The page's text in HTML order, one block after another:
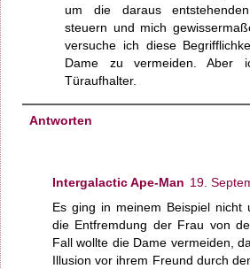
um die daraus
steuern und mich
versuche ich diese
Dame zu vermeiden.
Türaufhalter.
Antworten
Intergalactic Ape-Man 19.
Es ging in meinem Beispiel nicht
die Entfremdung der Frau von
Fall wollte die Dame vermeiden,
Illusion vor ihrem Freund durch